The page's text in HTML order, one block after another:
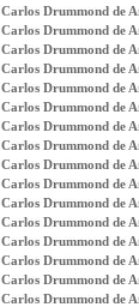
Carlos Drummond de
Carlos Drummond de
Carlos Drummond de
Carlos Drummond de
Carlos Drummond de
Carlos Drummond de
Carlos Drummond de
Carlos Drummond de
Carlos Drummond de
Carlos Drummond de
Carlos Drummond de
Carlos Drummond de
Carlos Drummond de
Carlos Drummond de
Carlos Drummond de
Carlos Drummond de